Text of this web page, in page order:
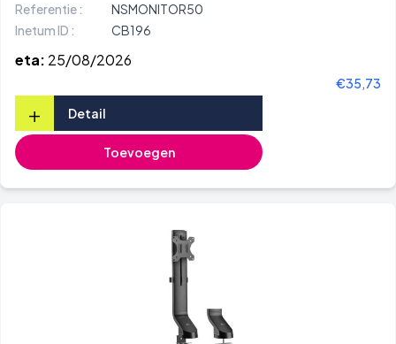
Referentie :
NSMONITOR50
Inetum ID :
CB196
eta: 25/08/2026
€35,73
+ Detail
Toevoegen